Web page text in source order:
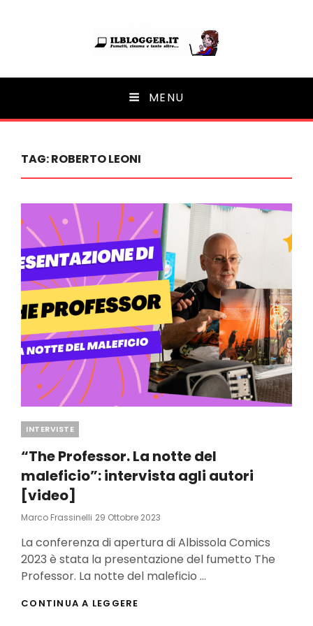
Ilblogger.it
Il portalino di blog | MENU
TAG:ROBERTO LEONI
Categories
INTERVISTE
“The Professor. La notte del
maleficio”: intervista agli autori
[video]
Marco Frassinelli Posted
29 Ottobre 2023
La conferenza di apertura di Albissola Comics
2023 è stata la presentazione del fumetto The
Professor. La notte del maleficio …
CONTINUA A LEGGERE